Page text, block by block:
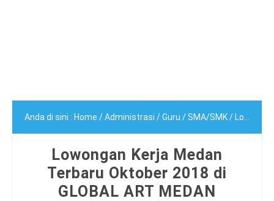
Anda di sini : Home /Administrasi /Guru /SMA/SMK/ Lowongan Kerja Medan Terbaru Oktober 2018 di GLOBAL ART MEDAN
Lowongan Kerja Medan
Terbaru Oktober 2018 di
GLOBAL ART MEDAN